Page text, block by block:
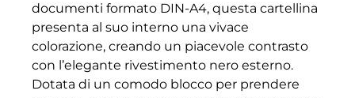
documenti formato DIN-A4, questa cartellina
presenta al suo interno una vivace
colorazione, creando un piacevole contrasto
con l’elegante rivestimento nero esterno.
Dotata di un comodo blocco per prendere